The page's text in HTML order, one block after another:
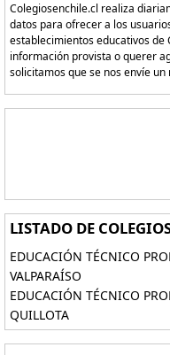
Colegiosenchile.cl realiza
datos para ofrecer a los
establecimientos educativos de
información provista o querer
solicitamos que se nos envíe
LISTADO DE
EDUCACIÓN TÉCNICO
VALPARAÍSO
EDUCACIÓN TÉCNICO
QUILLOTA